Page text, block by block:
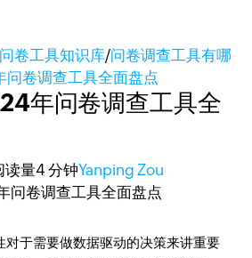
卷工具知识库/问卷调查工具有哪
卷调查工具全面盘点
年问卷调查工具全
读量4 分钟Yanping Zou
对于需要做数据驱动的决策来讲重要